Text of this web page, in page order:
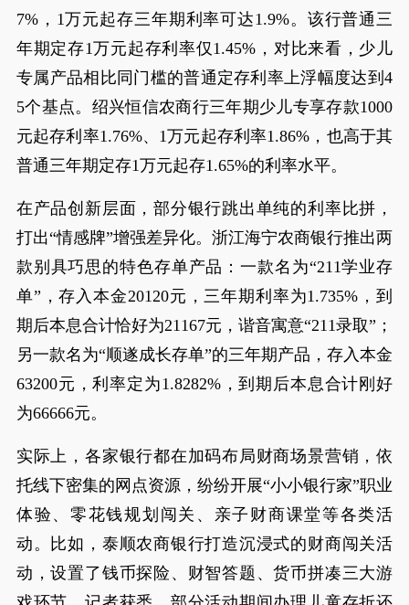
7%，1万元起存三年期利率可达1.9%。该行普通三
年期定存1万元起存利率仅1.45%，对比来看，少儿
专属产品相比同门槛的普通定存利率上浮幅度达到4
5个基点。绍兴恒信农商行三年期少儿专享存款1000
元起存利率1.76%、1万元起存利率1.86%，也高于其
普通三年期定存1万元起存1.65%的利率水平。
在产品创新层面，部分银行跳出单纯的利率比拼，
打出“情感牌”增强差异化。浙江海宁农商银行推出两
款别具巧思的特色存单产品：一款名为“211学业存
单”，存入本金20120元，三年期利率为1.735%，到
期后本息合计恰好为21167元，谐音寓意“211录取”；
另一款名为“顺遂成长存单”的三年期产品，存入本金
63200元，利率定为1.8282%，到期后本息合计刚好
为66666元。
实际上，各家银行都在加码布局财商场景营销，依
托线下密集的网点资源，纷纷开展“小小银行家”职业
体验、零花钱规划闯关、亲子财商课堂等各类活
动。比如，泰顺农商银行打造沉浸式的财商闯关活
动，设置了钱币探险、财智答题、货币拼凑三大游